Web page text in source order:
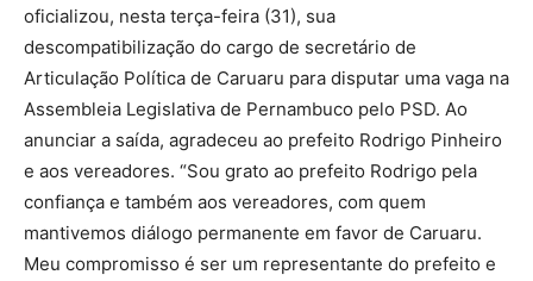
oficializou, nesta terça-feira (31), sua
descompatibilização do cargo de secretário de
Articulação Política de Caruaru para disputar uma vaga na
Assembleia Legislativa de Pernambuco pelo PSD. Ao
anunciar a saída, agradeceu ao prefeito Rodrigo Pinheiro
e aos vereadores. “Sou grato ao prefeito Rodrigo pela
confiança e também aos vereadores, com quem
mantivemos diálogo permanente em favor de Caruaru.
Meu compromisso é ser um representante do prefeito e